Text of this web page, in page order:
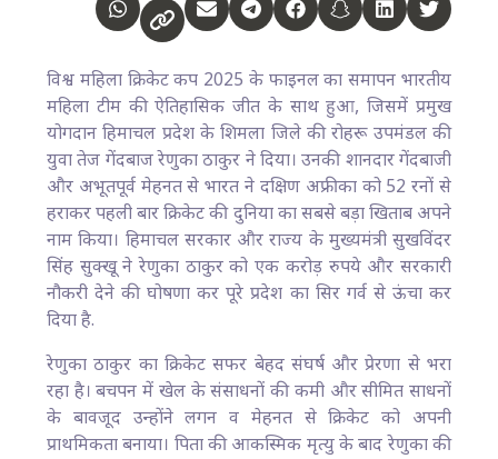
विश्व महिला क्रिकेट कप 2025 के फाइनल का समापन भारतीय
महिला टीम की ऐतिहासिक जीत के साथ हुआ, जिसमें प्रमुख
योगदान हिमाचल प्रदेश के शिमला जिले की रोहरू उपमंडल की
युवा तेज गेंदबाज रेणुका ठाकुर ने दिया। उनकी शानदार गेंदबाजी
और अभूतपूर्व मेहनत से भारत ने दक्षिण अफ्रीका को 52 रनों से
हराकर पहली बार क्रिकेट की दुनिया का सबसे बड़ा खिताब अपने
नाम किया। हिमाचल सरकार और राज्य के मुख्यमंत्री सुखविंदर
सिंह सुक्खू ने रेणुका ठाकुर को एक करोड़ रुपये और सरकारी
नौकरी देने की घोषणा कर पूरे प्रदेश का सिर गर्व से ऊंचा कर
दिया है.​
रेणुका ठाकुर का क्रिकेट सफर बेहद संघर्ष और प्रेरणा से भरा
रहा है। बचपन में खेल के संसाधनों की कमी और सीमित साधनों
के बावजूद उन्होंने लगन व मेहनत से क्रिकेट को अपनी
प्राथमिकता बनाया। पिता की आकस्मिक मृत्यु के बाद रेणुका की